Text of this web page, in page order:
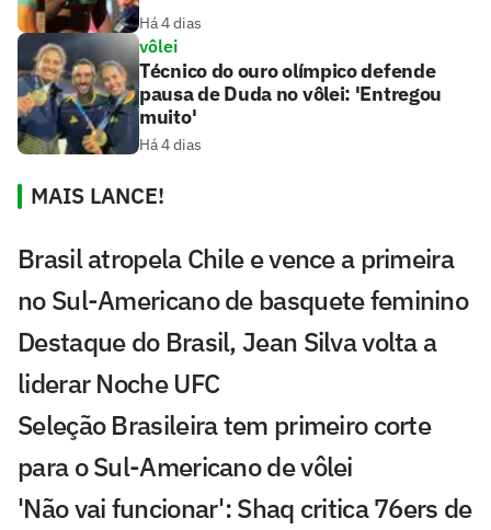
Há 4 dias
vôlei
Técnico do ouro olímpico defende
pausa de Duda no vôlei: 'Entregou
muito'
Há 4 dias
MAIS LANCE!
Brasil atropela Chile e vence a primeira
no Sul-Americano de basquete feminino
Destaque do Brasil, Jean Silva volta a
liderar Noche UFC
Seleção Brasileira tem primeiro corte
para o Sul-Americano de vôlei
'Não vai funcionar': Shaq critica 76ers de